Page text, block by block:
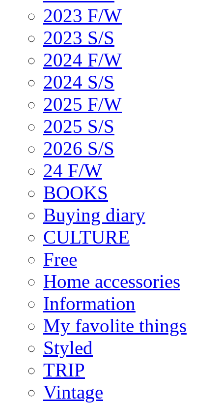
2023 F/W
2023 S/S
2024 F/W
2024 S/S
2025 F/W
2025 S/S
2026 S/S
24 F/W
BOOKS
Buying diary
CULTURE
Free
Home accessories
Information
My favolite things
Styled
TRIP
Vintage